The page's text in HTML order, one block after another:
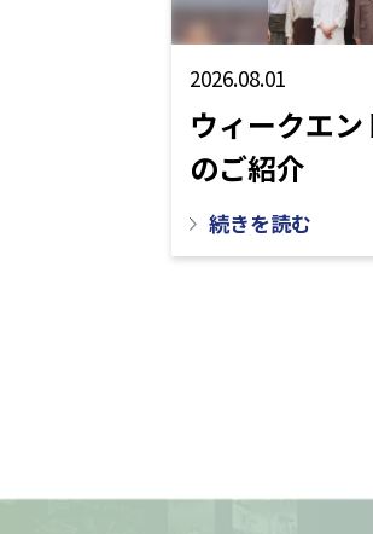
2026.08.01
ウィークエ
のご紹介
続きを読む